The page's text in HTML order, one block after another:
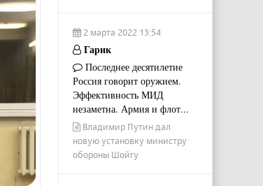
2 марта 2022 13:54
Гарик
Последнее десятилетие
Россия говорит оружием.
Эффективность МИД
незаметна. Армия и флот...
Владимир Путин дал
новую установку министру
обороны Шойгу